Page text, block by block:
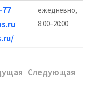
77
ежедневно,
8:00–20:00
Следующая